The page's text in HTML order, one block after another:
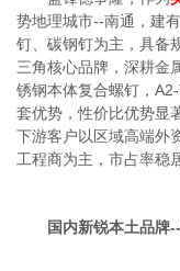
势地理城市--南通，建
钉、碳钢钉为主，具备
三角核心品牌，深耕金
锈钢本体复合螺钉，
套优势，性价比优势显
下游客户以区域高端外
工程商为主，市占率稳
国内新锐本土品牌